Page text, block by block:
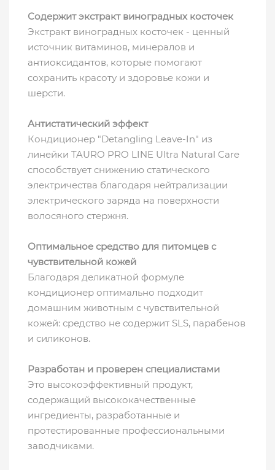
Содержит экстракт виноградных косточек
Экстракт виноградных косточек - ценный
источник витаминов, минералов и
антиоксидантов, которые помогают
сохранить красоту и здоровье кожи и
шерсти.
Антистатический эффект
Кондиционер "Detangling Leave-In" из
линейки TAURO PRO LINE Ultra Natural Care
способствует снижению статического
электричества благодаря нейтрализации
электрического заряда на поверхности
волосяного стержня.
Оптимальное средство для питомцев с
чувствительной кожей
Благодаря деликатной формуле
кондиционер оптимально подходит
домашним животным с чувствительной
кожей: средство не содержит SLS, парабенов
и силиконов.
Разработан и проверен специалистами
Это высокоэффективный продукт,
содержащий высококачественные
ингредиенты, разработанные и
протестированные профессиональными
заводчиками.